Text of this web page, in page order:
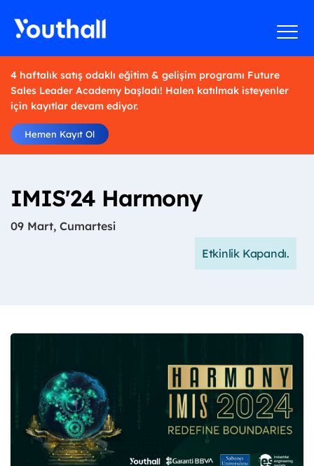
4 haftalık satış odaklı eğitim & gelişim programı Future
Sales Leader Academy başladı! Halen katılmak isteyenler
için kayıtlar devam ediyor.
Hemen Kayıt Ol
IMIS'24 Harmony
09 Mart, Cumartesi
Etkinlik Kapandı.